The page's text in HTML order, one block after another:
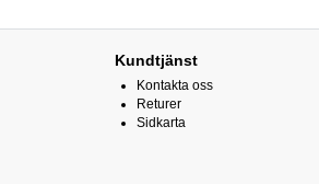
Kundtjänst
Kontakta oss
Returer
Sidkarta